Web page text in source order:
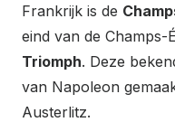
Frankrijk is de
eind van de Champs-
Triomph. Deze
van Napoleon
Austerlitz.